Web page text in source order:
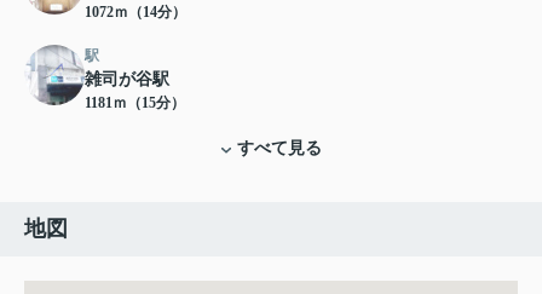
1072ｍ（14分）
駅
雑司が谷駅
1181ｍ（15分）
すべて見る
地図